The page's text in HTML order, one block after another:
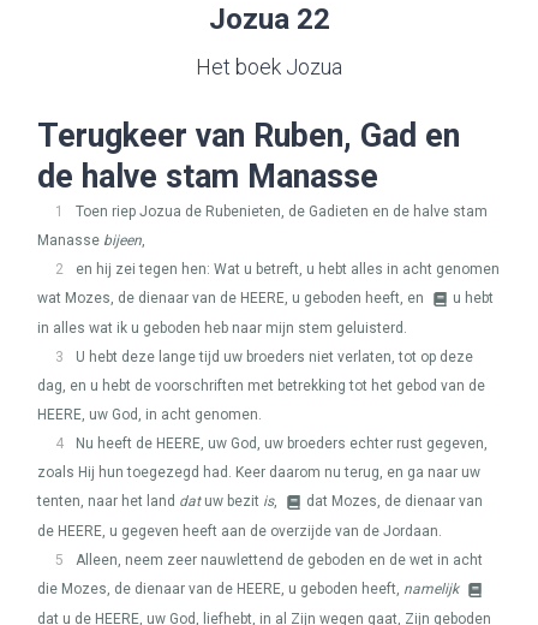
Jozua 22
Het boek Jozua
Terugkeer van Ruben, Gad en
de halve stam Manasse
1
Toen riep Jozua de Rubenieten, de Gadieten en de halve stam
Manasse bijeen,
2
en hij zei tegen hen: Wat u betreft, u hebt alles in acht genomen
wat Mozes, de dienaar van de HEERE, u geboden heeft, en
u hebt
in alles wat ik u geboden heb naar mijn stem geluisterd.
3
U hebt deze lange tijd uw broeders niet verlaten, tot op deze
dag, en u hebt de voorschriften met betrekking tot het gebod van de
HEERE, uw God, in acht genomen.
4
Nu heeft de HEERE, uw God, uw broeders echter rust gegeven,
zoals Hij hun toegezegd had. Keer daarom nu terug, en ga naar uw
tenten, naar het land datuw bezit is,
dat Mozes, de dienaar van
de HEERE, u gegeven heeft aan de overzijde van de Jordaan.
5
Alleen, neem zeer nauwlettend de geboden en de wet in acht
die Mozes, de dienaar van de HEERE, u geboden heeft, namelijk
dat u de HEERE, uw God, liefhebt, in al Zijn wegen gaat, Zijn geboden